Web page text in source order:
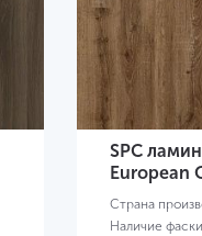
SPC
European
Страна
Наличие